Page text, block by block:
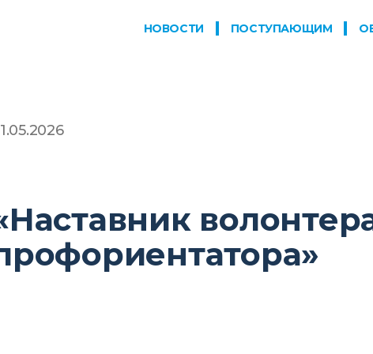
НОВОСТИ ПОСТУПАЮЩИМ